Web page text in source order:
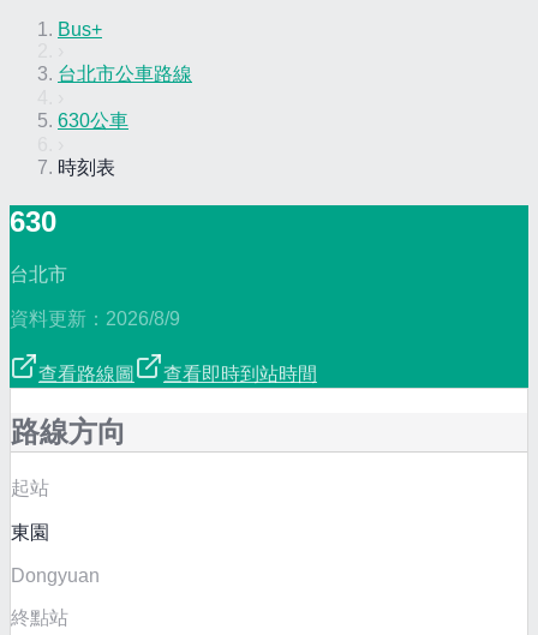
Bus+
台北市公車路線
630公車
時刻表
630
台北市
資料更新： 2026/8/9
查看路線圖 查看即時到站時間
路線方向
起站
東園
Dongyuan
終點站